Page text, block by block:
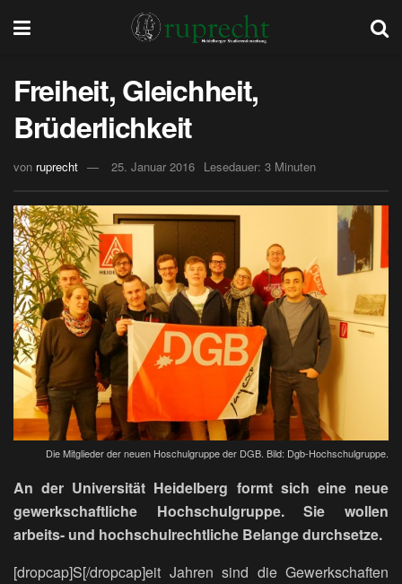
Freiheit, Gleichheit,
Brüderlichkeit
von ruprecht 25. Januar 2016 Lesedauer: 3 Minuten
Die Mitglieder der neuen Hoschulgruppe der DGB. Bild: Dgb-Hochschulgruppe.
An der Universität Heidelberg formt sich eine neue
gewerkschaftliche Hochschulgruppe. Sie wollen
arbeits- und hochschulrechtliche Belange durchsetze.
[dropcap]S[/dropcap]eit Jahren sind die Gewerkschaften